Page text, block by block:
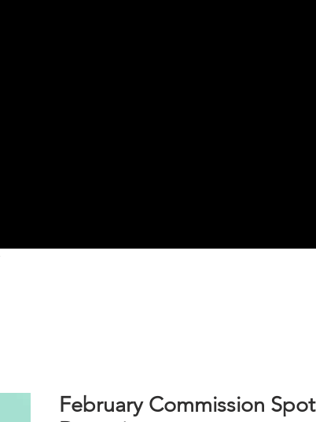
February Commission Spot